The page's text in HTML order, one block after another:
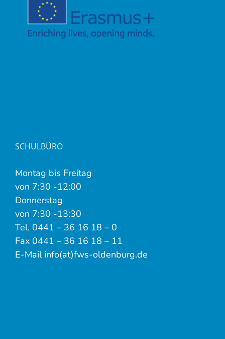
SCHULBÜRO
Montag bis Freitag
von 7:30 -12:00
Donnerstag
von 7:30 -13:30
Tel. 0441 – 36 16 18 – 0
Fax 0441 – 36 16 18 – 11
E-Mail info(at)fws-oldenburg.de